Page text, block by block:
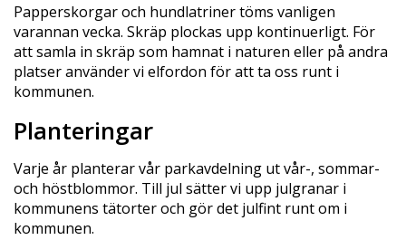
Papperskorgar och hundlatriner töms vanligen
varannan vecka. Skräp plockas upp kontinuerligt. För
att samla in skräp som hamnat i naturen eller på andra
platser använder vi elfordon för att ta oss runt i
kommunen.
Planteringar
Varje år planterar vår parkavdelning ut vår-, sommar-
och höstblommor. Till jul sätter vi upp julgranar i
kommunens tätorter och gör det julfint runt om i
kommunen.